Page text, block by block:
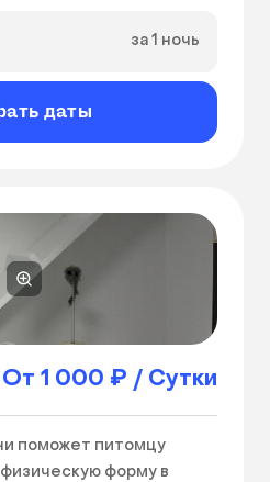
за 1 ночь
даты
От 1 000 ₽ / Сутки
поможет питомцу
форму в